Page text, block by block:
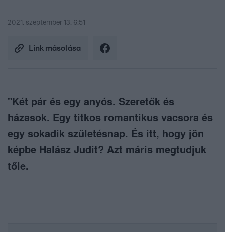
2021. szeptember 13. 6:51
Link másolása
"Két pár és egy anyós. Szeretők és
házasok. Egy titkos romantikus vacsora és
egy sokadik születésnap. És itt, hogy jön
képbe Halász Judit? Azt máris megtudjuk
tőle.